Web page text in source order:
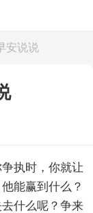
安说说
执时，你就让
能赢到什么？
什么呢？争来